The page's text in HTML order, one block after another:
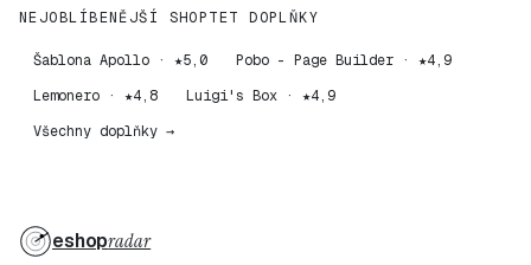
NEJOBLÍBENĚJŠÍ SHOPTET DOPLŇKY
Šablona Apollo · ★5,0
Pobo - Page Builder · ★4,9
Lemonero · ★4,8
Luigi's Box · ★4,9
Všechny doplňky →
eshopradar